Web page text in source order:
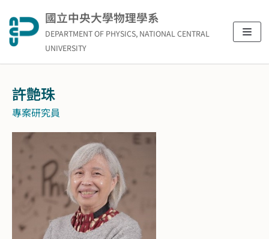
to
content
國立中央大學物理學系
DEPARTMENT OF PHYSICS, NATIONAL CENTRAL
UNIVERSITY
許艶珠
專案研究員